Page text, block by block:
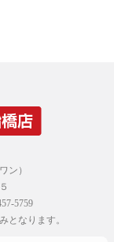
ン）
5759
となります。